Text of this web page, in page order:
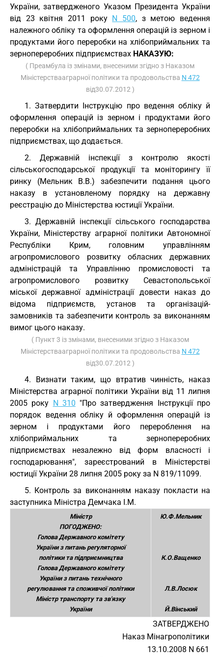
України, затвердженого Указом Президента України
від 23 квітня 2011 року N 500, з метою ведення
належного обліку та оформлення операцій із зерном і
продуктами його переробки на хлібоприймальних та
зернопереробних підприємствах НАКАЗУЮ:
( Преамбула із змінами, внесеними згідно з Наказом
Міністерствааграрної політики та продовольства N 472
від30.07.2012 )
1. Затвердити Інструкцію про ведення обліку й
оформлення операцій із зерном і продуктами його
переробки на хлібоприймальних та зернопереробних
підприємствах, що додається.
2. Державній інспекції з контролю якості
сільськогосподарської продукції та моніторингу її
ринку (Мельник В.В.) забезпечити подання цього
наказу в установленому порядку на державну
реєстрацію до Міністерства юстиції України.
3. Державній інспекції сільського господарства
України, Міністерству аграрної політики Автономної
Республіки Крим, головним управлінням
агропромислового розвитку обласних державних
адміністрацій та Управлінню промисловості та
агропромислового розвитку Севастопольської
міської державної адміністрації довести наказ до
відома підприємств, установ та організацій-
замовників та забезпечити контроль за виконанням
вимог цього наказу.
( Пункт 3 із змінами, внесеними згідно з Наказом
Міністерствааграрної політики та продовольства N 472
від30.07.2012 )
4. Визнати таким, що втратив чинність, наказ
Міністерства аграрної політики України від 11 липня
2005 року N 310 "Про затвердження Інструкції про
порядок ведення обліку й оформлення операцій із
зерном і продуктами його перероблення на
хлібоприймальних та зернопереробних
підприємствах незалежно від форм власності і
господарювання", зареєстрований в Міністерстві
юстиції України 28 липня 2005 року за N 819/11099.
5. Контроль за виконанням наказу покласти на
заступника Міністра Демчака І.М.
Міністр
ПОГОДЖЕНО:
Голова Державного комітету
України з питань регуляторної
політики та підприємництва
Голова Державного комітету
України з питань технічного
регулювання та споживчої політики
Міністр транспорту та зв'язку
України
Ю.Ф.Мельник
К.О.Ващенко
Л.В.Лосюк
Й.Вінський
ЗАТВЕРДЖЕНО
Наказ Мінагрополітики
13.10.2008 N 661